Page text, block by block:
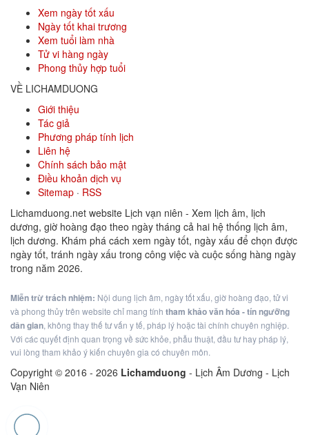
Xem ngày tốt xấu
Ngày tốt khai trương
Xem tuổi làm nhà
Tử vi hàng ngày
Phong thủy hợp tuổi
VỀ LICHAMDUONG
Giới thiệu
Tác giả
Phương pháp tính lịch
Liên hệ
Chính sách bảo mật
Điều khoản dịch vụ
Sitemap · RSS
Lichamduong.net website Lịch vạn niên - Xem lịch âm, lịch
dương, giờ hoàng đạo theo ngày tháng cả hai hệ thống lịch âm,
lịch dương. Khám phá cách xem ngày tốt, ngày xấu để chọn được
ngày tốt, tránh ngày xấu trong công việc và cuộc sống hàng ngày
trong năm 2026.
Miễn trừ trách nhiệm: Nội dung lịch âm, ngày tốt xấu, giờ hoàng đạo, tử vi
và phong thủy trên website chỉ mang tính tham khảo văn hóa - tín ngưỡng
dân gian, không thay thế tư vấn y tế, pháp lý hoặc tài chính chuyên nghiệp.
Với các quyết định quan trọng về sức khỏe, phẫu thuật, đầu tư hay pháp lý,
vui lòng tham khảo ý kiến chuyên gia có chuyên môn.
Copyright © 2016 - 2026 Lichamduong - Lịch Âm Dương - Lịch
Vạn Niên